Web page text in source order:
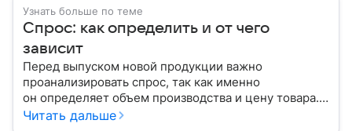
Узнать больше по теме
Спрос: как определить и от чего
зависит
Перед выпуском новой продукции важно
проанализировать спрос, так как именно
он определяет объем производства и цену товара.
С помощью эксперта расскажем, как рассчитать
Читать дальше